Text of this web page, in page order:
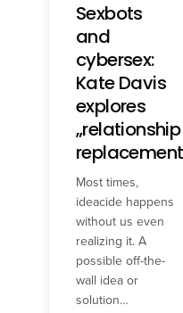
Sexbots
and
cybersex:
Kate Davis
explores
„relationship
Most times,
ideacide happens
without us even
realizing it. A
possible off-the-
wall idea or
solution…